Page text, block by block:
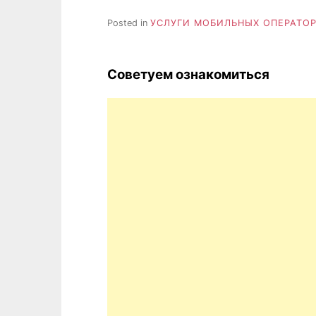
Posted in УСЛУГИ МОБИЛЬНЫХ
Советуем ознакомиться